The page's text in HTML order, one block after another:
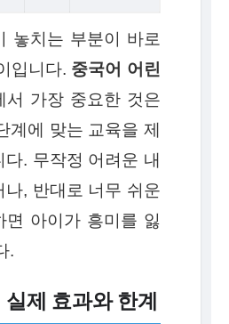
놓치는 부분이 바로
입니다. 중국어 어린
가장 중요한 것은
계에 맞는 교육을 제
. 무작정 어려운 내
나, 반대로 너무 쉬운
면 아이가 흥미를 잃
.
제 효과와 한계